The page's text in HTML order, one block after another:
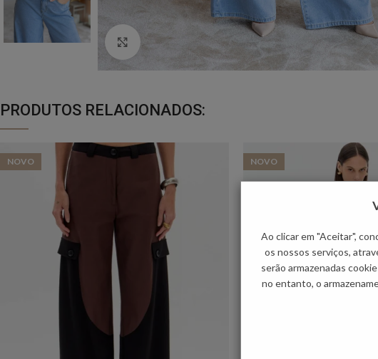
Click to enlarge
PRODUTOS RELACIONADOS:
NOVO NOVO
Ao clicar em "Aceitar",
os nossos serviços,
serão armazenadas
no entanto, o